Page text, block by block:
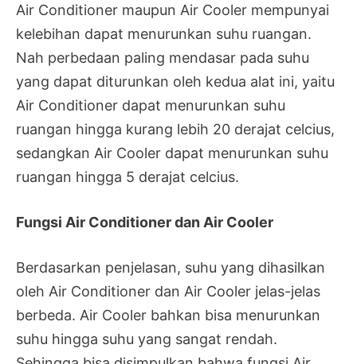
Air Conditioner maupun Air Cooler mempunyai
kelebihan dapat menurunkan suhu ruangan.
Nah perbedaan paling mendasar pada suhu
yang dapat diturunkan oleh kedua alat ini, yaitu
Air Conditioner dapat menurunkan suhu
ruangan hingga kurang lebih 20 derajat celcius,
sedangkan Air Cooler dapat menurunkan suhu
ruangan hingga 5 derajat celcius.
Fungsi Air Conditioner dan Air Cooler
Berdasarkan penjelasan, suhu yang dihasilkan
oleh Air Conditioner dan Air Cooler jelas-jelas
berbeda. Air Cooler bahkan bisa menurunkan
suhu hingga suhu yang sangat rendah.